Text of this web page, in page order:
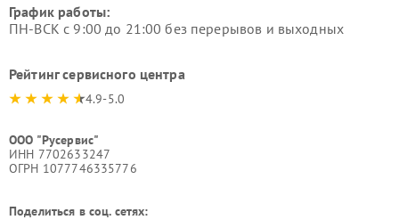
График работы:
ПН-ВСК с 9:00 до 21:00 без перерывов и выходных
Рейтинг сервисного центра
4.9-5.0
ООО "Русервис"
ИНН 7702633247
ОГРН 1077746335776
Поделиться в соц. сетях: